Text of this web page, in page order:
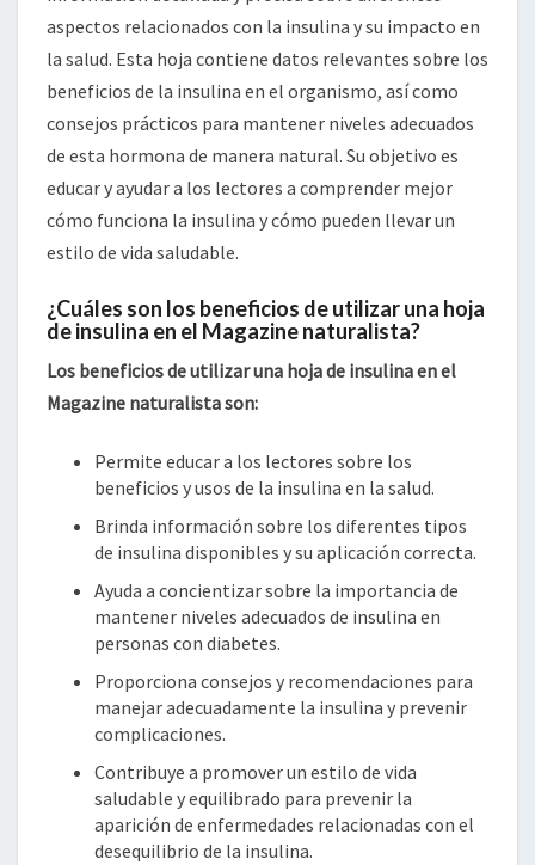
aspectos relacionados con la insulina y su impacto en
la salud. Esta hoja contiene datos relevantes sobre los
beneficios de la insulina en el organismo, así como
consejos prácticos para mantener niveles adecuados
de esta hormona de manera natural. Su objetivo es
educar y ayudar a los lectores a comprender mejor
cómo funciona la insulina y cómo pueden llevar un
estilo de vida saludable.
¿Cuáles son los beneficios de utilizar una hoja
de insulina en el Magazine naturalista?
Los beneficios de utilizar una hoja de insulina en el
Magazine naturalista son:
Permite educar a los lectores sobre los
beneficios y usos de la insulina en la salud.
Brinda información sobre los diferentes tipos
de insulina disponibles y su aplicación correcta.
Ayuda a concientizar sobre la importancia de
mantener niveles adecuados de insulina en
personas con diabetes.
Proporciona consejos y recomendaciones para
manejar adecuadamente la insulina y prevenir
complicaciones.
Contribuye a promover un estilo de vida
saludable y equilibrado para prevenir la
aparición de enfermedades relacionadas con el
desequilibrio de la insulina.